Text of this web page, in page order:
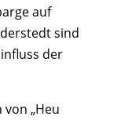
auf
sind
der
„Heu